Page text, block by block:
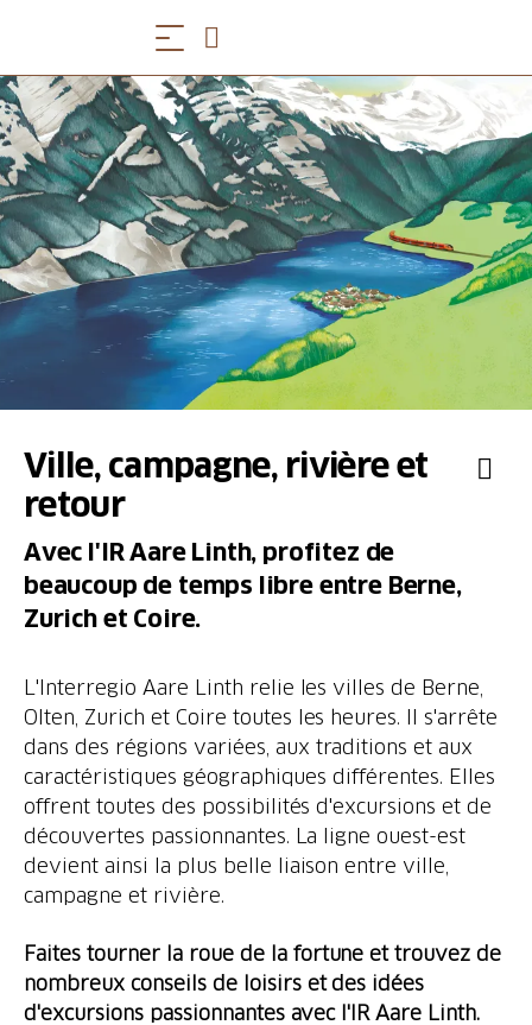
Ville, campagne, rivière et
retour
Avec l'IR Aare Linth, profitez de
beaucoup de temps libre entre Berne,
Zurich et Coire.
L'Interregio Aare Linth relie les villes de Berne,
Olten, Zurich et Coire toutes les heures. Il s'arrête
dans des régions variées, aux traditions et aux
caractéristiques géographiques différentes. Elles
offrent toutes des possibilités d'excursions et de
découvertes passionnantes. La ligne ouest-est
devient ainsi la plus belle liaison entre ville,
campagne et rivière.
Faites tourner la roue de la fortune et trouvez de
nombreux conseils de loisirs et des idées
d'excursions passionnantes avec l'IR Aare Linth.